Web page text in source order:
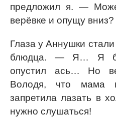
предложил я. —
верёвке и опущу
Глаза у Аннушки
блюдца. — Я… Я бы
опустил ась… Но
Володя, что мама
запретила лазать в
нужно слушаться!